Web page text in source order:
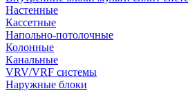
Настенные
Кассетные
Напольно-потолочные
Колонные
Канальные
VRV/VRF системы
Наружные блоки